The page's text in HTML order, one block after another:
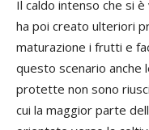
Il caldo intenso che si
ha poi creato ulteriori
maturazione i frutti e
questo scenario anche
protette non sono
cui la maggior parte